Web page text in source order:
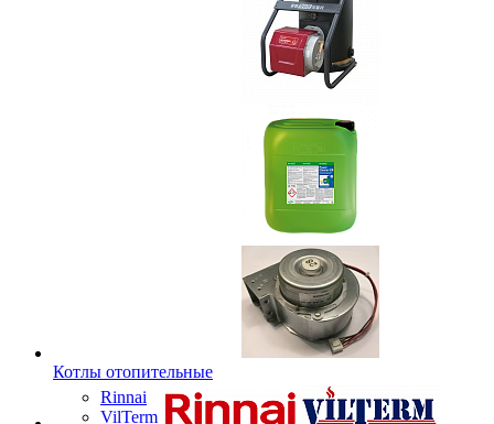
Котлы отопительные
Rinnai
VilTerm